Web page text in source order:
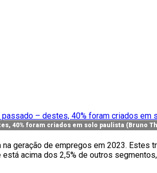
40% foram criados em solo paulista (Bruno
geração de empregos em 2023. Estes
acima dos 2,5% de outros